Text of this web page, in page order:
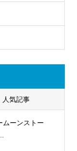
人気記事
ムーンストー